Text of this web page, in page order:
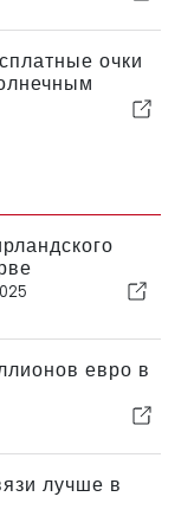
очки
евро в
лучше в